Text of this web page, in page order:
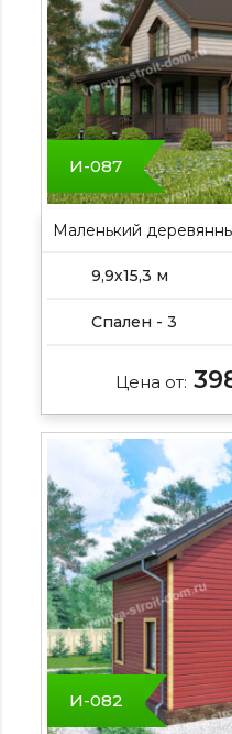
И-087
Маленький
9,9х15,3 м
Спален - 3
Цена от:
И-082